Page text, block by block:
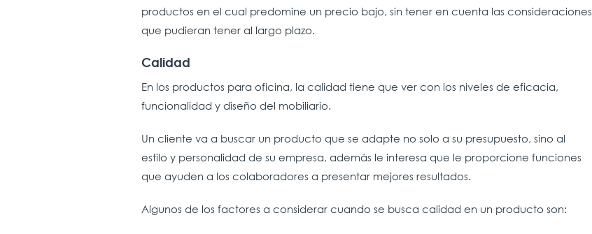
productos en el cual predomine un precio bajo, sin tener en cuenta las consideraciones
que pudieran tener al largo plazo.
Calidad
En los productos para oficina, la calidad tiene que ver con los niveles de eficacia,
funcionalidad y diseño del mobiliario.
Un cliente va a buscar un producto que se adapte no solo a su presupuesto, sino al
estilo y personalidad de su empresa, además le interesa que le proporcione funciones
que ayuden a los colaboradores a presentar mejores resultados.
Algunos de los factores a considerar cuando se busca calidad en un producto son: